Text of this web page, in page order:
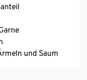
und Saum